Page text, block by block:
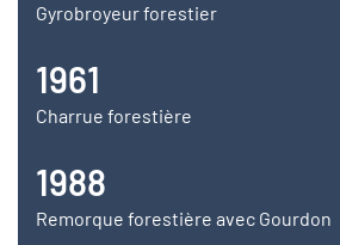
Gyrobroyeur forestier
1961
Charrue forestière
1988
Remorque forestière avec Gourdon